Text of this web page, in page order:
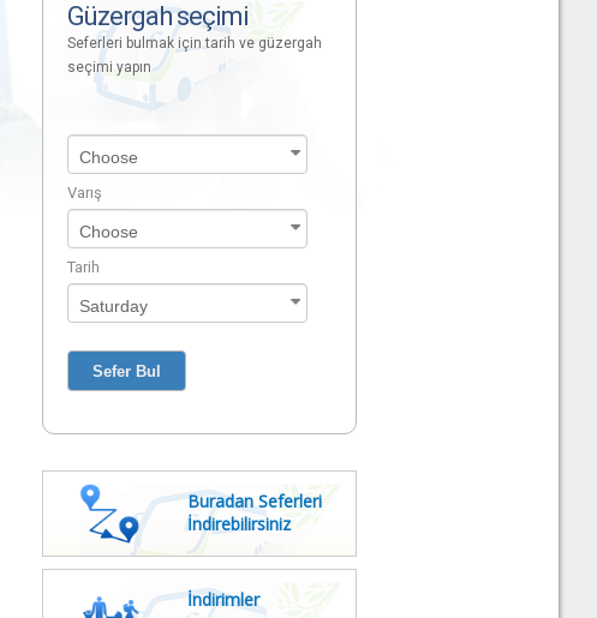
Güzergah seçimi
Seferleri bulmak için tarih ve güzergah
seçimi yapın
Varış
Tarih
Buradan Seferleri
İndirebilirsiniz
İndirimler